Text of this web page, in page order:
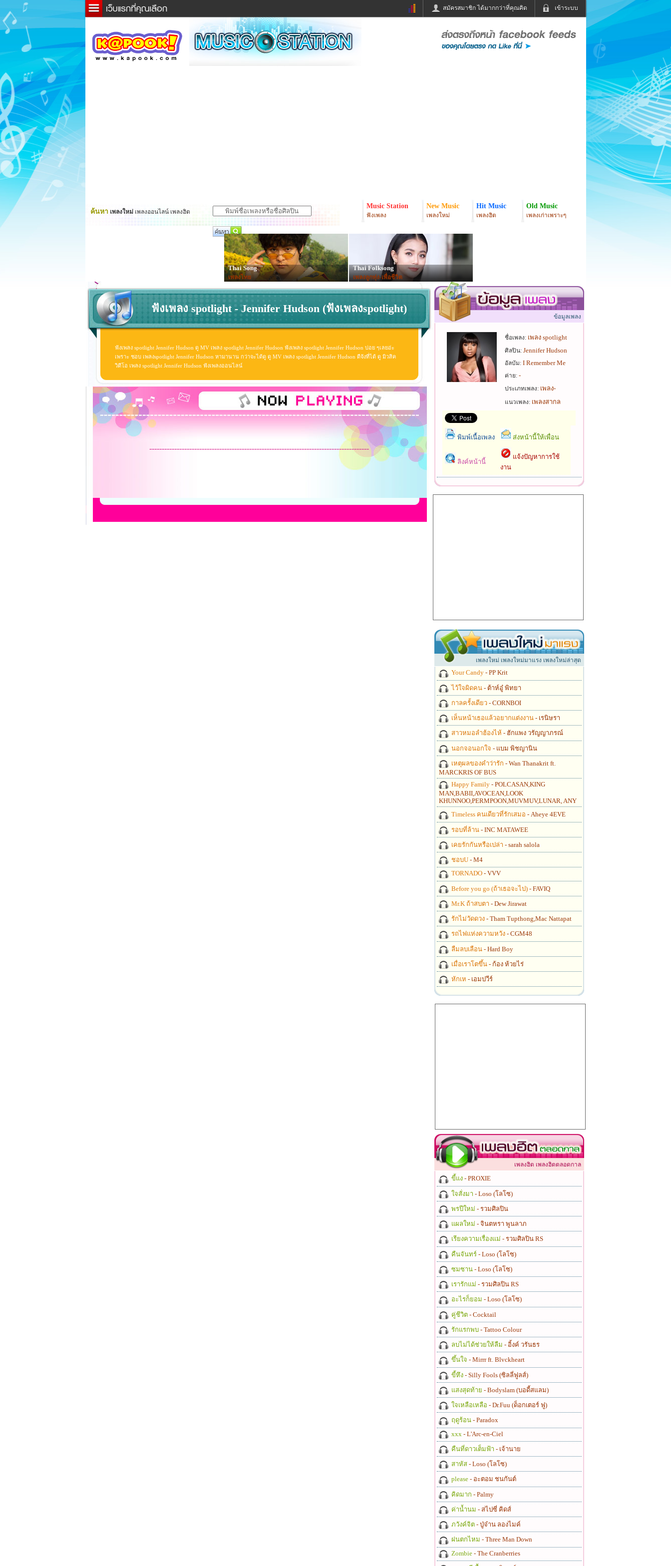
เข้าระบบ
สมัครสมาชิก ได้มากกว่าที่คุณคิด
ข่าวด่วน ข่าวสั้น
ละคร
หนังใหม่
ฟังวิทยุออนไลน์
หมากรุกไทย
Email
ค้นหา เพลงใหม่ เพลงออนไลน์ เพลงฮิต
Music Station
ฟังเพลง
New Music
เพลงใหม่
Hit Music
เพลงฮิต
Old Music
เพลงเก่าเพราะๆ
Thai Song
เพลงไทย
Thai Folksong
เพลงลูกทุ่ง-เพื่อชีวิต
ฟังเพลง spotlight - Jennifer Hudson (ฟังเพลงspotlight)
ฟังเพลง spotlight Jennifer Hudson ดู MV เพลง spotlight Jennifer Hudson ฟังเพลง spotlight Jennifer Hudson บ่อย ๆเลยอ่ะ
เพราะ ชอบ เพลงspotlight Jennifer Hudson หามานาน กว่าจะได้ดู ดู MV เพลง spotlight Jennifer Hudson ดีจังที่ได้ ดู มิวสิค
วิดีโอ เพลง spotlight Jennifer Hudson ฟังเพลงออนไลน์
----------------------------------------------------------------------------------------
ข้อมูลเพลง
ชื่อเพลง: เพลง spotlight
ศิลปิน: Jennifer Hudson
อัลบัม: I Remember Me
ค่าย: -
ประเภทเพลง: เพลง-
แนวเพลง: เพลงสากล
พิมพ์เนื้อเพลง ส่งหน้านี้ให้เพื่อน
ลิงค์หน้านี้
แจ้งปัญหาการใช้
งาน
เพลงใหม่ เพลงใหม่มาแรง เพลงใหม่ล่าสุด
Your Candy - PP Krit
ไว้ใจผิดคน - ต้าห์อู๋ พิทยา
กาลครั้งเดียว - CORNBOI
เห็นหน้าเธอแล้วอยากแต่งงาน - เรนิษรา
สาวหมอลำฮ้องไห้ - ฮักแพง วรัญญาภรณ์
นอกจอนอกใจ - แบม พิชญานิน
เหตุผลของคำว่ารัก - Wan Thanakrit ft.
MARCKRIS OF BUS
Happy Family - POLCASAN,KING
MAN,BABII,AVOCEAN,LOOK
KHUNNOO,PERMPOON,MUVMUV,LUNAR, ANY
Timeless คนเดียวที่รักเสมอ - Aheye 4EVE
รอบที่ล้าน - INC MATAWEE
เคยรักกันหรือเปล่า - sarah salola
ชอบU - M4
TORNADO - VVV
Before you go (ถ้าเธอจะไป) - FAVIQ
Mr.K ถ้าสบตา - Dew Jirawat
รักไม่วัดดวง - Tham Tupthong,Mac Nattapat
รถไฟแห่งความหวัง - CGM48
ลืมลบเลือน - Hard Boy
เมื่อเราโตขึ้น - ก้อง ห้วยไร่
หักเห - เอมปวีร์
เพลงฮิต เพลงฮิตตลอดกาล
ขี้แง - PROXIE
ใจสั่งมา - Loso (โลโซ)
พรปีใหม่ - รวมศิลปิน
แผลใหม่ - จินตหรา พูนลาภ
เรียงความเรื่องแม่ - รวมศิลปิน RS
คืนจันทร์ - Loso (โลโซ)
ซมซาน - Loso (โลโซ)
เรารักแม่ - รวมศิลปิน RS
อะไรก็ยอม - Loso (โลโซ)
คู่ชีวิต - Cocktail
รักแรกพบ - Tattoo Colour
ลบไม่ได้ช่วยให้ลืม - อิ้งค์ วรันธร
ขึ้นใจ - Mirrr ft. Blvckheart
ขี้หึง - Silly Fools (ซิลลี่ฟูลส์)
แสงสุดท้าย - Bodyslam (บอดี้สแลม)
ใจเหลือเหลือ - Dr.Fuu (ด็อกเตอร์ ฟู)
ฤดูร้อน - Paradox
xxx - L'Arc-en-Ciel
คืนที่ดาวเต็มฟ้า - เจ้านาย
สาหัส - Loso (โลโซ)
please - อะตอม ชนกันต์
คิดมาก - Palmy
ค่าน้ำนม - สไปซี่ คิดส์
ภวังค์จิต - ปู่จ๋าน ลองไมค์
ฝนตกไหม - Three Man Down
Zombie - The Cranberries